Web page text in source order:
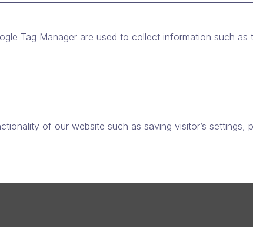
toimintajärjestelmän ohjeistukseen,
Pernod Ricardin omistama tytäryhtiö ja maamme
ja kansainvälistä alkoholituotetta. Henkilöstön
Tag Manager are used to collect information such as
of our website such as saving visitor’s settings,